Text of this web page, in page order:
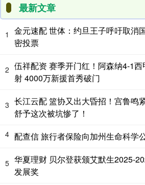
最新文章
1
金元速配 世体：约旦王子呼吁取消
密投票
2 伍祥配资 赛季开门红！阿森纳4-1
射 4000万新援首秀破门
3 长江云配 篮协又出大昏招！宫鲁鸣
舒予这次被坑惨了！
4 配查信 旅行者保险向加州生命科学
5 华夏理财 贝尔登获颁艾默生2025-
发展奖